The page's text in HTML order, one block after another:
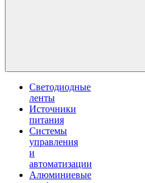
Светодиодные
ленты
Источники
питания
Системы
управления
и
автоматизации
Алюминиевые